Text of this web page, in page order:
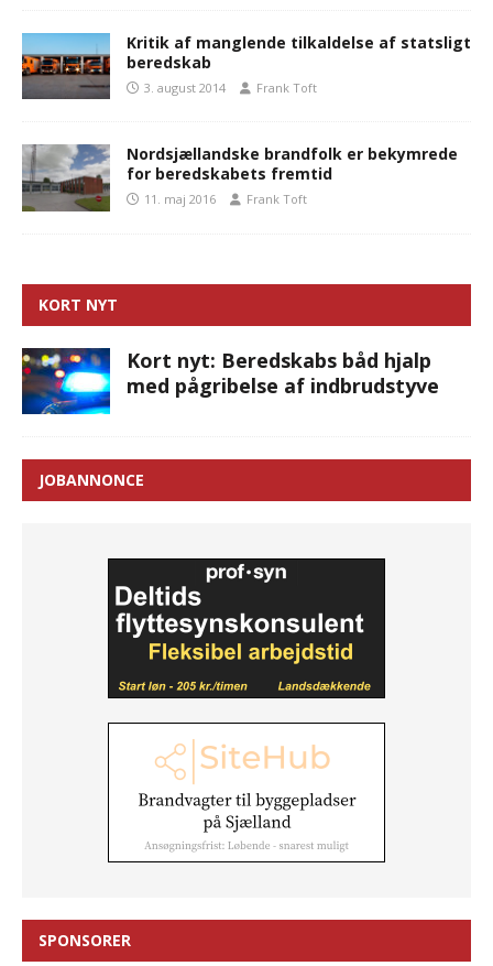
Kritik af manglende tilkaldelse af statsligt
beredskab
3. august 2014 Frank Toft
Nordsjællandske brandfolk er bekymrede
for beredskabets fremtid
11. maj 2016 Frank Toft
KORT NYT
Kort nyt: Beredskabs båd hjalp
med pågribelse af indbrudstyve
JOBANNONCE
SPONSORER